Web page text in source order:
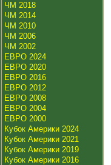
ЧМ 2018
ЧМ 2014
ЧМ 2010
ЧМ 2006
ЧМ 2002
ЕВРО 2024
ЕВРО 2020
ЕВРО 2016
ЕВРО 2012
ЕВРО 2008
ЕВРО 2004
ЕВРО 2000
Кубок Америки 2024
Кубок Америки 2021
Кубок Америки 2019
Кубок Америки 2016